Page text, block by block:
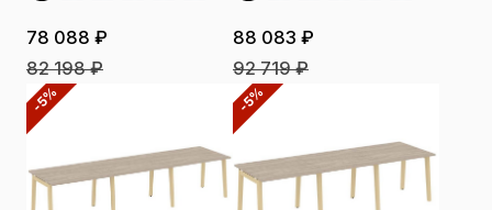
78 088 ₽
82 198 ₽
88 083 ₽
92 719 ₽
-5% -5%